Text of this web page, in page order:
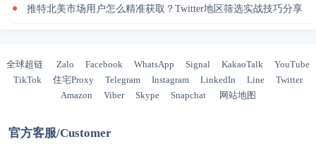
推特北美市场用户怎么精准获取？Twitter地区筛选实战技巧分享
全球超链 Zalo Facebook WhatsApp Signal KakaoTalk
YouTube
TikTok
住宅Proxy Telegram Instagram LinkedIn Line
Twitter
Amazon
Viber Skype Snapchat 网站地图
官方客服/Customer